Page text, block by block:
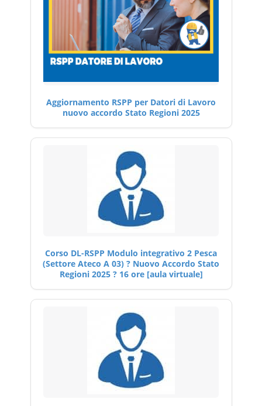
Aggiornamento RSPP per Datori di Lavoro
nuovo accordo Stato Regioni 2025
Corso DL-RSPP Modulo integrativo 2 Pesca
(Settore Ateco A 03) ? Nuovo Accordo Stato
Regioni 2025 ? 16 ore [aula virtuale]